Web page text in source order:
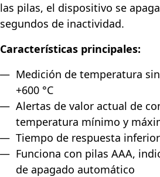
las pilas, el dispositivo se
segundos de inactividad.
Características principales:
Medición de temperatura
+600 °C
Alertas de valor actual de
temperatura mínimo y
Tiempo de respuesta
Funciona con pilas AAA,
de apagado automático